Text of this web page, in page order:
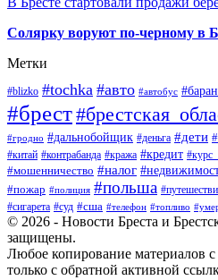
Солярку воруют по-черному в
Метки
#blizko #tochka #авто #автобус
#брест
#гродно #дальнобойщик #деньга #дети
#китай #контрабанда #кража #кредит
#мошенничество #налог
#пожар #полиция #польша
#сигарета #суд #сша #телефон #топливо
© 2026 - Новости Бреста и
защищены.
Любое копирование материалов с
только с обратной активной